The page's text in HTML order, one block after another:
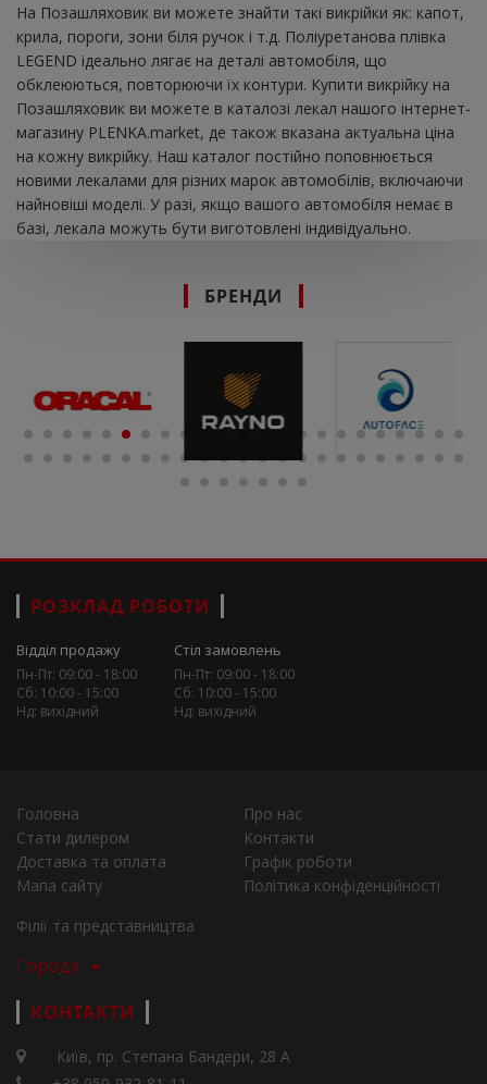
На Позашляховик ви можете знайти такі викрійки як: капот,
крила, пороги, зони біля ручок і т.д. Поліуретанова плівка
LEGEND ідеально лягає на деталі автомобіля, що
обклеюються, повторюючи їх контури. Купити викрійку на
Позашляховик ви можете в каталозі лекал нашого інтернет-
магазину PLENKA.market, де також вказана актуальна ціна
на кожну викрійку. Наш каталог постійно поповнюється
новими лекалами для різних марок автомобілів, включаючи
найновіші моделі. У разі, якщо вашого автомобіля немає в
базі, лекала можуть бути виготовлені індивідуально.
БРЕНДИ
РОЗКЛАД РОБОТИ
Відділ продажу
Пн-Пт: 09:00 - 18:00
Сб: 10:00 - 15:00
Нд: вихідний
Стіл замовлень
Пн-Пт: 09:00 - 18:00
Сб: 10:00 - 15:00
Нд: вихідний
Головна
Про нас
Стати дилером
Контакти
Доставка та оплата
Графік роботи
Мапа сайту
Політика конфіденційності
Філії та представництва
Города
КОНТАКТИ
Київ, пр. Степана Бандери, 28 А